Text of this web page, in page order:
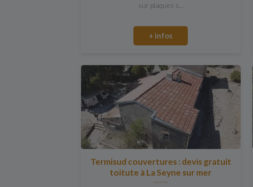
sur plaques s...
+ infos
Termisud couvertures : devis gratuit
toitute à La Seyne sur mer